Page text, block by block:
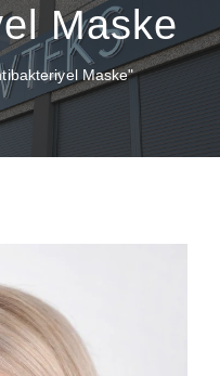
Maske
Maske"